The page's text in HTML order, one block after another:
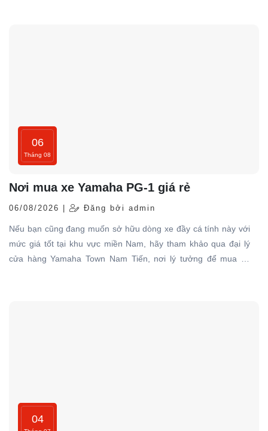
06
Tháng 08
Nơi mua xe Yamaha PG-1 giá rẻ
06/08/2026 | Đăng bởi admin
Nếu bạn cũng đang muốn sở hữu dòng xe đầy cá tính này với
mức giá tốt tại khu vực miền Nam, hãy tham khảo qua đại lý
cửa hàng Yamaha Town Nam Tiến, nơi lý tưởng để mua xe
04